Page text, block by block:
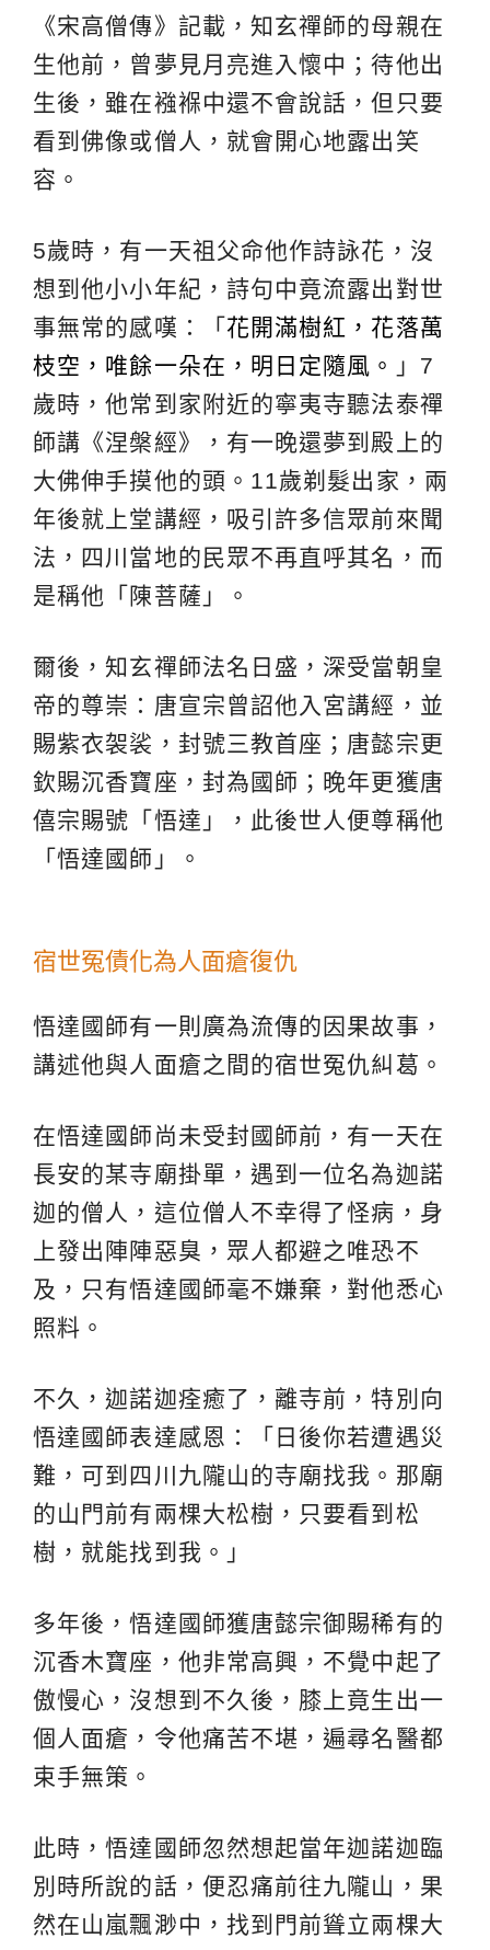
《宋高僧傳》記載，知玄禪師的母親在
生他前，曾夢見月亮進入懷中；待他出
生後，雖在襁褓中還不會說話，但只要
看到佛像或僧人，就會開心地露出笑
容。
5歲時，有一天祖父命他作詩詠花，沒
想到他小小年紀，詩句中竟流露出對世
事無常的感嘆：「 花開滿樹紅，花落萬
枝空，唯餘一朵在，明日定隨風。
」7
歲時，他常到家附近的寧夷寺聽法泰禪
師講《涅槃經》，有一晚還夢到殿上的
大佛伸手摸他的頭。11歲剃髮出家，兩
年後就上堂講經，吸引許多信眾前來聞
法，四川當地的民眾不再直呼其名，而
是稱他「陳菩薩」。
爾後，知玄禪師法名日盛，深受當朝皇
帝的尊崇：唐宣宗曾詔他入宮講經，並
賜紫衣袈裟，封號三教首座；唐懿宗更
欽賜沉香寶座，封為國師；晚年更獲唐
僖宗賜號「悟達」，此後世人便尊稱他
「悟達國師」。
宿世冤債化為人面瘡復仇
悟達國師有一則廣為流傳的因果故事，
講述他與人面瘡之間的宿世冤仇糾葛。
在悟達國師尚未受封國師前，有一天在
長安的某寺廟掛單，遇到一位名為迦諾
迦的僧人，這位僧人不幸得了怪病，身
上發出陣陣惡臭，眾人都避之唯恐不
及，只有悟達國師毫不嫌棄，對他悉心
照料。
不久，迦諾迦痊癒了，離寺前，特別向
悟達國師表達感恩：「日後你若遭遇災
難，可到四川九隴山的寺廟找我。那廟
的山門前有兩棵大松樹，只要看到松
樹，就能找到我。」
多年後，悟達國師獲唐懿宗御賜稀有的
沉香木寶座，他非常高興，不覺中起了
傲慢心，沒想到不久後，膝上竟生出一
個人面瘡，令他痛苦不堪，遍尋名醫都
束手無策。
此時，悟達國師忽然想起當年迦諾迦臨
別時所說的話，便忍痛前往九隴山，果
然在山嵐飄渺中，找到門前聳立兩棵大